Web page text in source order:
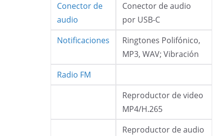
Conector de
audio
Conector de audio
por USB-C
Notificaciones
Ringtones Polifónico,
MP3, WAV; Vibración
Radio FM
Reproductor de video
MP4/H.265
Reproductor de audio